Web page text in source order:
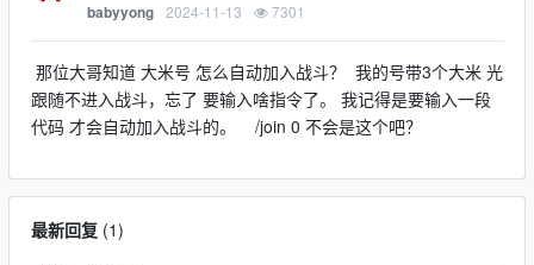
babyyong 2024-11-13 7301
那位大哥知道 大米号 怎么自动加入战斗？ 我的号带3个大米 光
跟随不进入战斗，忘了 要输入啥指令了。 我记得是要输入一段
代码 才会自动加入战斗的。 /join 0 不会是这个吧？
最新回复(1)